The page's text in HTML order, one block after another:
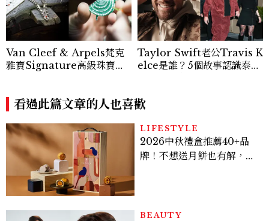
Van Cleef & Arpels梵克
雅寶Signature高級珠寶臻
件璀璨之作，共展世家百年工
Taylor Swift老公Travis K
elce是誰？5個故事認識泰勒
看過此篇文章的人也喜歡
LIFESTYLE
2026中秋禮盒推薦40+品
牌！不想送月餅也有解，送
BEAUTY